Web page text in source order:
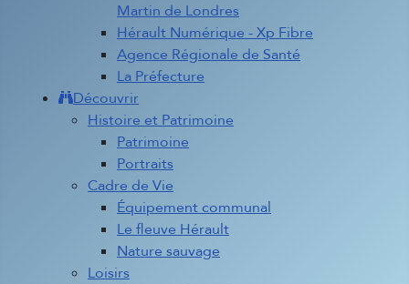
Martin de Londres
Hérault Numérique - Xp Fibre
Agence Régionale de Santé
La Préfecture
Découvrir
Histoire et Patrimoine
Patrimoine
Portraits
Cadre de Vie
Équipement communal
Le fleuve Hérault
Nature sauvage
Loisirs